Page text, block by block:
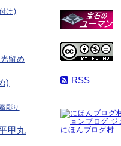
け)
留め
)
彫り
甲丸
RSS
にほんブログ村